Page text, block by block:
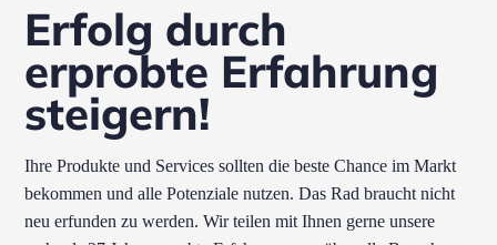
Erfolg durch
erprobte Erfahrung
steigern!
Ihre Produkte und Services sollten die beste Chance im Markt
bekommen und alle Potenziale nutzen. Das Rad braucht nicht
neu erfunden zu werden. Wir teilen mit Ihnen gerne unsere